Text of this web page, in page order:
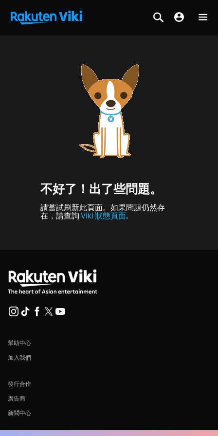
不好了！出了些問題。
請嘗試刷新此頁面。如果問題仍然存
在，請查詢 Viki 狀態頁面.
幫助中心
加入我們
發行合作
廣告商
新聞中心